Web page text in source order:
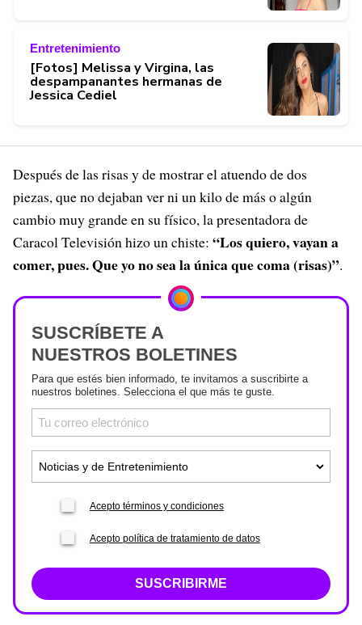
Entretenimiento
[Fotos] Melissa y Virgina, las
despampanantes hermanas de
Jessica Cediel
Después de las risas y de mostrar el atuendo de dos
piezas, que no dejaban ver ni un kilo de más o algún
cambio muy grande en su físico, la presentadora de
Caracol Televisión hizo un chiste: “Los quiero, vayan a
comer, pues. Que yo no sea la única que coma (risas)”.
SUSCRÍBETE A
NUESTROS BOLETINES
Para que estés bien informado, te invitamos a suscribirte a
nuestros boletines. Selecciona el que más te guste.
Acepto términos y condiciones
Acepto política de tratamiento de datos
SUSCRIBIRME